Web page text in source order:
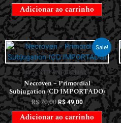
Adicionar ao carrinho
Sale!
CDS INTERNACIONAIS
Necroven – Primordial
Subjugation (CD IMPORTADO)
R$70,00 R$49,00
Adicionar ao carrinho